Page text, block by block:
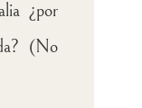
¿por
(No